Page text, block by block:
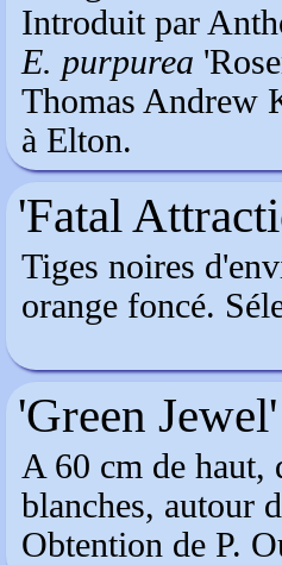
Introduit par
E. purpurea
Thomas Andrew
à Elton.
'Fatal
Tiges noires
orange foncé.
'Green Jewel'
A 60 cm de haut,
blanches, autour
Obtention de P.